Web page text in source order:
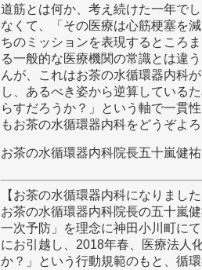
道筋とは何か、考え続けた一年で
なくて、「その医療は心筋梗塞を
ちのミッションを表現するところ
る一般的な医療機関の常識とは違
んが、これはお茶の水循環器内科
し、あるべき姿から逆算している
らすだろうか？」という軸で一貫
もお茶の水循環器内科をどうぞよ
お茶の水循環器内科院長五十嵐健祐
【お茶の水循環器内科になりました
お茶の水循環器内科院長の五十嵐
一次予防」を理念に神田小川町に
にお引越し、2018年春、医療法人
か？」という行動規範のもと、循